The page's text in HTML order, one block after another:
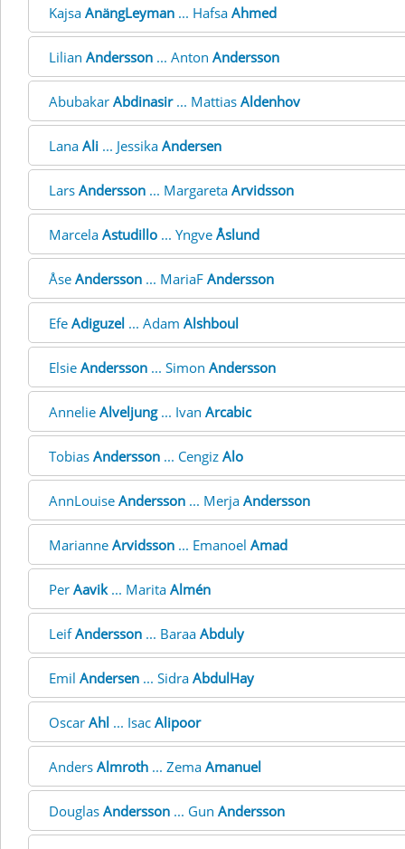
Kajsa AnängLeyman ... Hafsa Ahmed
Lilian Andersson ... Anton Andersson
Abubakar Abdinasir... Mattias Aldenhov
Lana Ali ... Jessika Andersen
Lars Andersson ... Margareta Arvidsson
Marcela Astudillo ... Yngve Åslund
Åse Andersson ... MariaF Andersson
Efe Adiguzel ... Adam Alshboul
Elsie Andersson ... Simon Andersson
Annelie Alveljung... Ivan Arcabic
Tobias Andersson ... Cengiz Alo
AnnLouise Andersson ... Merja Andersson
Marianne Arvidsson ... Emanoel Amad
Per Aavik... Marita Almén
LeifAndersson ... Baraa Abduly
Emil Andersen ... Sidra AbdulHay
Oscar Ahl ... Isac Alipoor
Anders Almroth ... Zema Amanuel
Douglas Andersson ... Gun Andersson